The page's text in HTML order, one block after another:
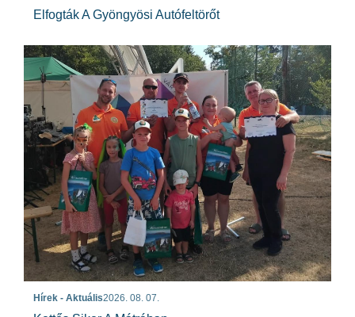
Elfogták A Gyöngyösi Autófeltörőt
Hírek - Aktuális2026. 08. 07.